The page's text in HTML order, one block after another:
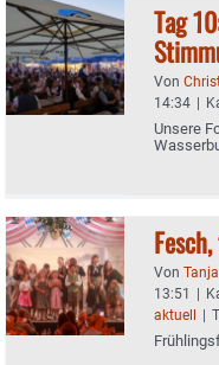
Tag
Von
14:34 |
Unsere
Von
13:51 |
aktuell |